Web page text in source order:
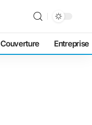
Couverture Entreprise